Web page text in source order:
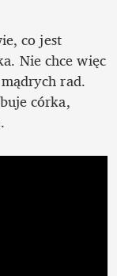
co jest
Nie chce więc
rad.
córka,